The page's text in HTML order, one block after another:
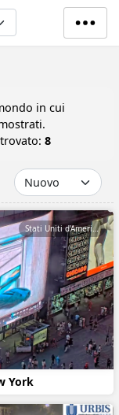
principale
language
in cui
trovato: 8
York
Stati Uniti d'America